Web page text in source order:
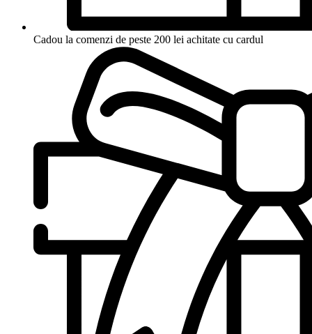
Cadou la comenzi de peste 200 lei achitate cu cardul